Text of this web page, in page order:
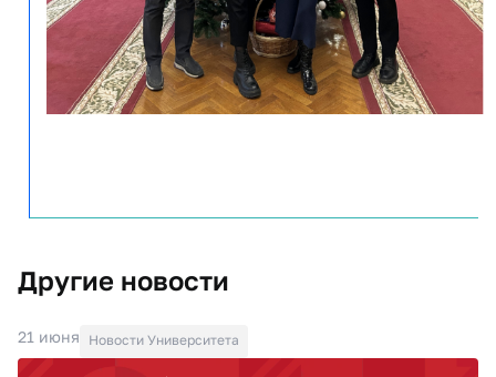
Другие новости
21 июня Новости Университета